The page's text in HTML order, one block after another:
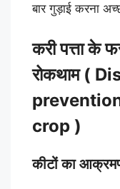
बार गुड़ाई करना
करी पत्ता के
रोकथाम (
crop )
कीटों का